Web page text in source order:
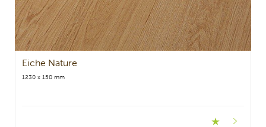
Eiche Nature
1230 x 150 mm